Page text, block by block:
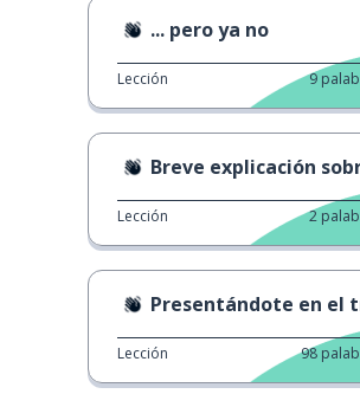
... pero ya no
Lección 9
Breve explicación sobre verbos
Lección 2
Presentándote en el
Lección 98